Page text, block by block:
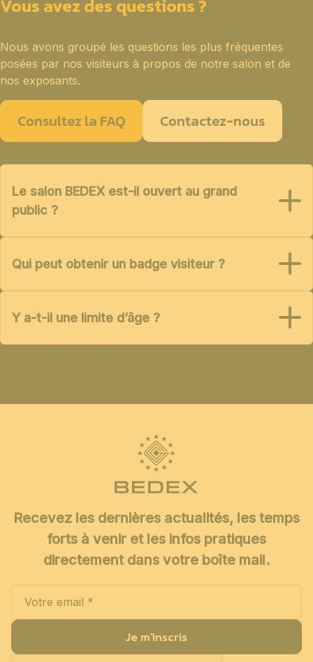
Vous avez des questions ?
Nous avons groupé les questions les plus fréquentes
posées par nos visiteurs à propos de notre salon et de
nos exposants.
Consultez la FAQ Contactez-nous
Le salon BEDEX est-il ouvert au grand
public ?
Qui peut obtenir un badge visiteur ?
Y a-t-il une limite d’âge ?
Recevez les dernières actualités, les temps
forts à venir et les infos pratiques
directement dans votre boîte mail.
Je m'inscris